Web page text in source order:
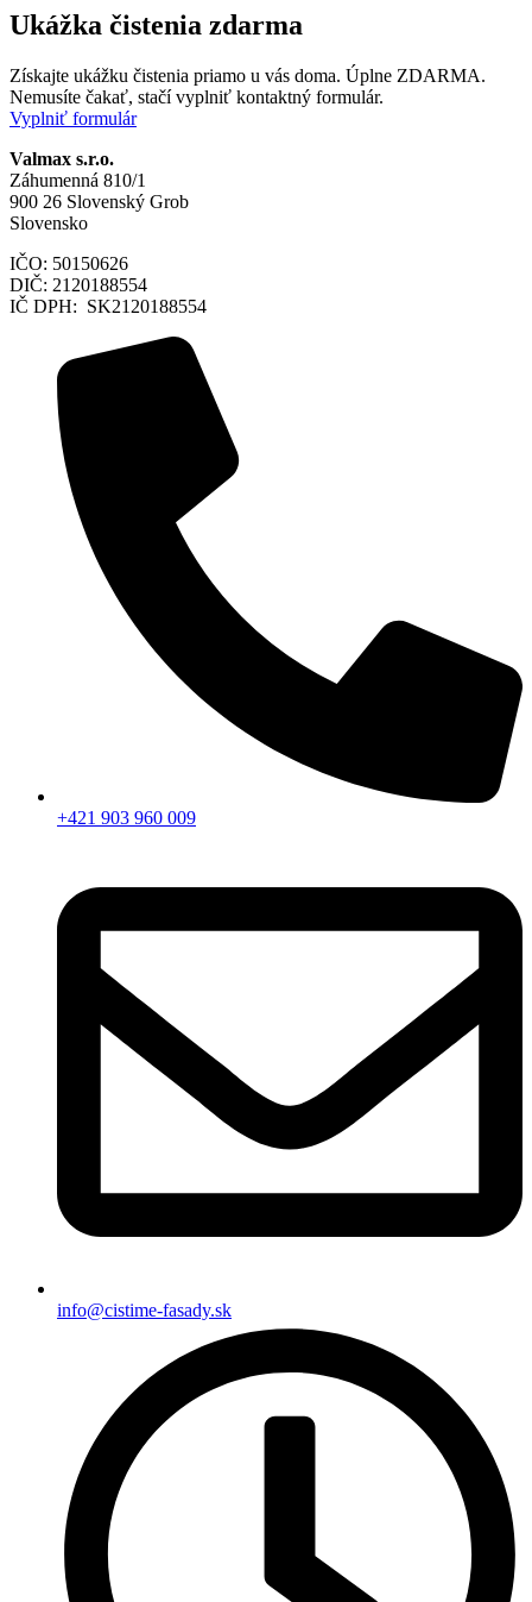
Ukážka čistenia zdarma
Získajte ukážku čistenia priamo u vás doma. Úplne ZDARMA.
Nemusíte čakať, stačí vyplniť kontaktný formulár.
Vyplniť formulár
Valmax s.r.o.
Záhumenná 810/1
900 26 Slovenský Grob
Slovensko
IČO: 50150626
DIČ: 2120188554
IČ DPH: SK2120188554
+421 903 960 009
info@cistime-fasady.sk